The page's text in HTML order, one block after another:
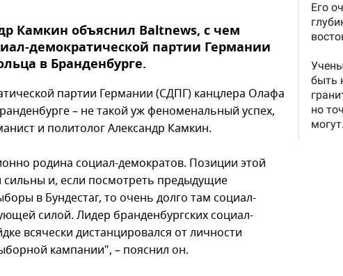
Камкин объяснил Baltnews, с чем
демократической партии Германии
в Бранденбурге.
партии Германии (СДПГ) канцлера Олафа
– не такой уж феноменальный успех,
и политолог Александр Камкин.
родина социал-демократов. Позиции этой
сильны и, если посмотреть предыдущие
в Бундестаг, то очень долго там социал-
силой. Лидер бранденбургских социал-
всячески дистанцировался от личности
кампании", – пояснил он.